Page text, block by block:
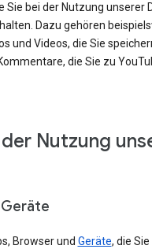
Sie bei der Nutzung unserer
Dazu gehören
und Videos, die Sie
die Sie zu
Nutzung
Browser und Geräte, die